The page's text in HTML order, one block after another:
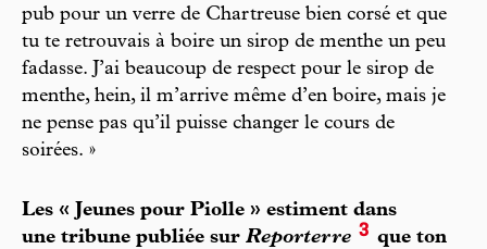
pub pour un verre de Chartreuse bien corsé et que
tu te retrouvais à boire un sirop de menthe un peu
fadasse. J’ai beaucoup de respect pour le sirop de
menthe, hein, il m’arrive même d’en boire, mais je
ne pense pas qu’il puisse changer le cours de
soirées. »
Les « Jeunes pour Piolle » estiment dans
une tribune publiée sur Reporterre 3 que ton